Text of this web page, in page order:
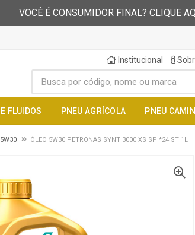
VOCÊ É CONSUMIDOR FINAL? CLIQUE
Institucional
FLUIDOS PNEU AGRÍCOLA PNEU
5W30 ÓLEO 5W30 PETRONAS SYNT 3000 XS SP *24 ST 1L